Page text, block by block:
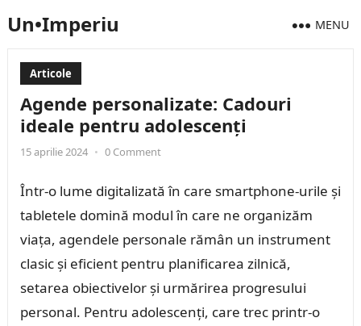
Un•Imperiu MENU
Articole
Agende personalizate: Cadouri
ideale pentru adolescenți
15 aprilie 2024 • 0 Comment
Într-o lume digitalizată în care smartphone-urile și
tabletele domină modul în care ne organizăm
viața, agendele personale rămân un instrument
clasic și eficient pentru planificarea zilnică,
setarea obiectivelor și urmărirea progresului
personal. Pentru adolescenți, care trec printr-o